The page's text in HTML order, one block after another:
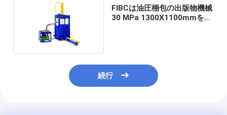
FIBCは油圧梱包の出版物機械
30 MPa 1300X1100mmを袋
続行